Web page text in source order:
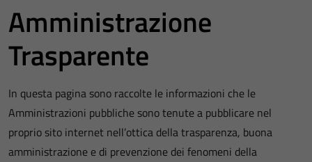
Amministrazione
Trasparente
In questa pagina sono raccolte le informazioni che le
Amministrazioni pubbliche sono tenute a pubblicare nel
proprio sito internet nell’ottica della trasparenza, buona
amministrazione e di prevenzione dei fenomeni della